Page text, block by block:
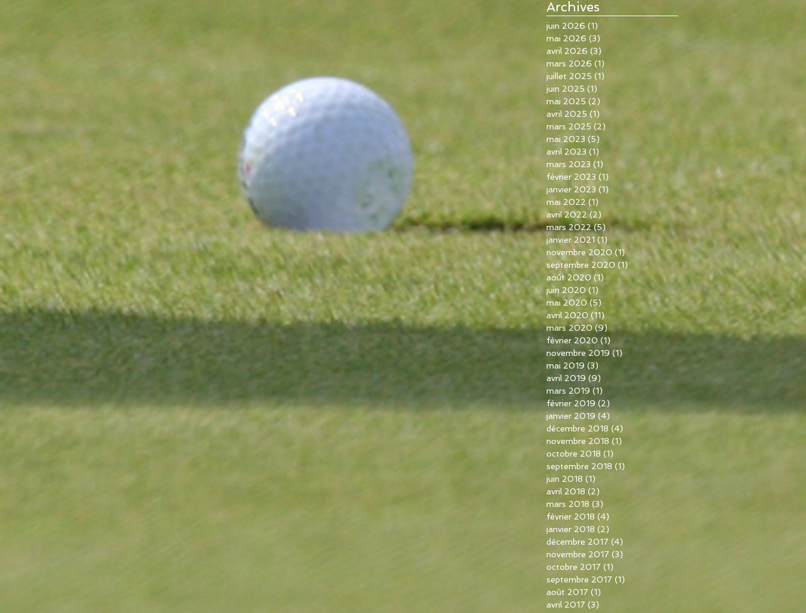
Archives
juin 2026 (1)
mai 2026 (3)
avril 2026 (3)
mars 2026 (1)
juillet 2025 (1)
juin 2025 (1)
mai 2025 (2)
avril 2025 (1)
mars 2025 (2)
mai 2023 (5)
avril 2023 (1)
mars 2023 (1)
février 2023 (1)
janvier 2023 (1) 1 post
mai 2022 (1)
avril 2022 (2) 2 posts
mars 2022 (5) 5 posts
janvier 2021 (1)1 post
novembre 2020 (1)1 post
septembre 2020 (1)1 post
août 2020 (1) 1 post
juin 2020 (1) 1 post
mai 2020 (5) 5 posts
avril 2020 (11)11 posts
mars 2020 (9)9 posts
février 2020 (1) 1 post
novembre 2019 (1) 1 post
mai 2019 (3)
avril 2019 (9)
mars 2019 (1)
février 2019 (2)
janvier 2019 (4) 4 posts
décembre 2018 (4)
novembre 2018 (1)
octobre 2018 (1)
septembre 2018 (1)
juin 2018 (1)
avril 2018 (2)
mars 2018 (3)
février 2018 (4)
janvier 2018 (2)
décembre 2017 (4)
novembre 2017 (3)
octobre 2017 (1)
septembre 2017 (1)
août 2017 (1)
avril 2017 (3)